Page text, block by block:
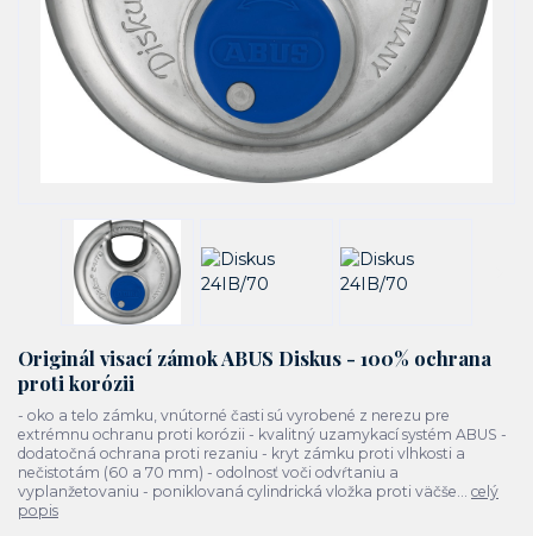
Originál visací zámok ABUS Diskus - 100% ochrana
proti korózii
- oko a telo zámku, vnútorné časti sú vyrobené z nerezu pre
extrémnu ochranu proti korózii - kvalitný uzamykací systém ABUS -
dodatočná ochrana proti rezaniu - kryt zámku proti vlhkosti a
nečistotám (60 a 70 mm) - odolnosť voči odvŕtaniu a
vyplanžetovaniu - poniklovaná cylindrická vložka proti väčše... celý
popis